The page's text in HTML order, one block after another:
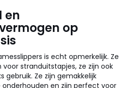
en
op
is echt opmerkelijk. Ze
stranduitstapjes, ze zijn ook
gebruik. Ze zijn gemakkelijk
en zijn perfect voor